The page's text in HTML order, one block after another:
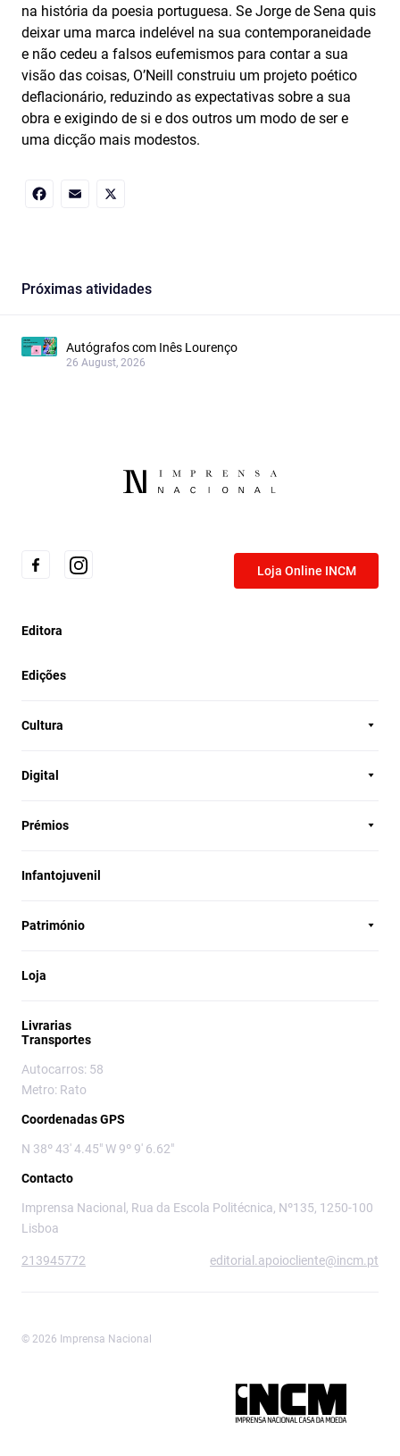
na história da poesia portuguesa. Se Jorge de Sena quis
deixar uma marca indelével na sua contemporaneidade
e não cedeu a falsos eufemismos para contar a sua
visão das coisas, O’Neill construiu um projeto poético
deflacionário, reduzindo as expectativas sobre a sua
obra e exigindo de si e dos outros um modo de ser e
uma dicção mais modestos.
Próximas atividades
Autógrafos com Inês Lourenço
26 August, 2026
Loja Online INCM
Editora
Edições
Cultura
Digital
Prémios
Infantojuvenil
Património
Loja
Livrarias
Transportes
Autocarros: 58
Metro: Rato
Coordenadas GPS
N 38º 43' 4.45" W 9º 9' 6.62"
Contacto
Imprensa Nacional, Rua da Escola Politécnica, Nº135, 1250-100
Lisboa
213945772 editorial.apoiocliente@incm.pt
© 2026 Imprensa Nacional